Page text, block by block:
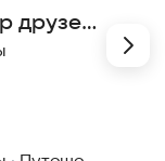
друзей